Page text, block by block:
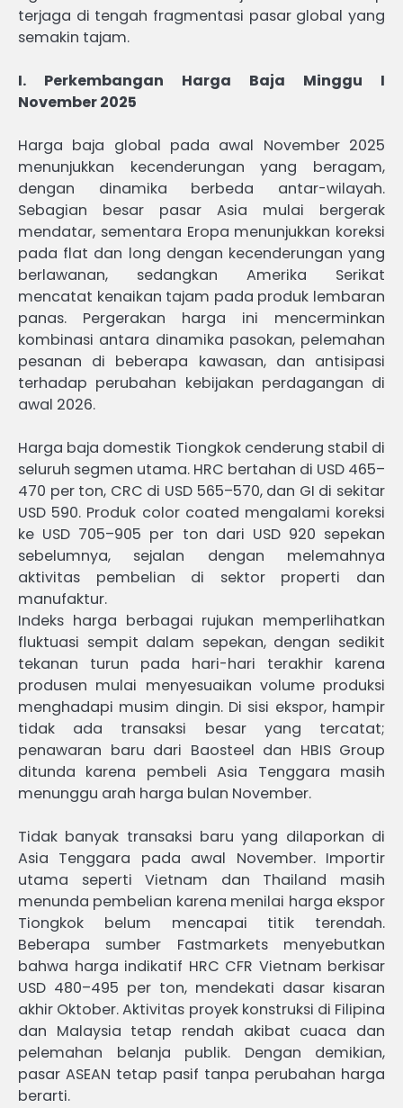
terjaga di tengah fragmentasi pasar global yang
semakin tajam.
I. Perkembangan Harga Baja Minggu I
November 2025
Harga baja global pada awal November 2025
menunjukkan kecenderungan yang beragam,
dengan dinamika berbeda antar-wilayah.
Sebagian besar pasar Asia mulai bergerak
mendatar, sementara Eropa menunjukkan koreksi
pada flat dan long dengan kecenderungan yang
berlawanan, sedangkan Amerika Serikat
mencatat kenaikan tajam pada produk lembaran
panas. Pergerakan harga ini mencerminkan
kombinasi antara dinamika pasokan, pelemahan
pesanan di beberapa kawasan, dan antisipasi
terhadap perubahan kebijakan perdagangan di
awal 2026.
Harga baja domestik Tiongkok cenderung stabil di
seluruh segmen utama. HRC bertahan di USD 465–
470 per ton, CRC di USD 565–570, dan GI di sekitar
USD 590. Produk color coated mengalami koreksi
ke USD 705–905 per ton dari USD 920 sepekan
sebelumnya, sejalan dengan melemahnya
aktivitas pembelian di sektor properti dan
manufaktur.
Indeks harga berbagai rujukan memperlihatkan
fluktuasi sempit dalam sepekan, dengan sedikit
tekanan turun pada hari-hari terakhir karena
produsen mulai menyesuaikan volume produksi
menghadapi musim dingin. Di sisi ekspor, hampir
tidak ada transaksi besar yang tercatat;
penawaran baru dari Baosteel dan HBIS Group
ditunda karena pembeli Asia Tenggara masih
menunggu arah harga bulan November.
Tidak banyak transaksi baru yang dilaporkan di
Asia Tenggara pada awal November. Importir
utama seperti Vietnam dan Thailand masih
menunda pembelian karena menilai harga ekspor
Tiongkok belum mencapai titik terendah.
Beberapa sumber Fastmarkets menyebutkan
bahwa harga indikatif HRC CFR Vietnam berkisar
USD 480–495 per ton, mendekati dasar kisaran
akhir Oktober. Aktivitas proyek konstruksi di Filipina
dan Malaysia tetap rendah akibat cuaca dan
pelemahan belanja publik. Dengan demikian,
pasar ASEAN tetap pasif tanpa perubahan harga
berarti.